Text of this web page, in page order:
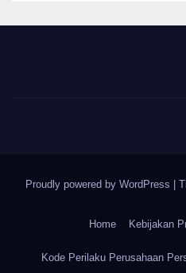
Proudly powered by WordPress |
Home Kebijakan
Kode Perilaku Perusahaan